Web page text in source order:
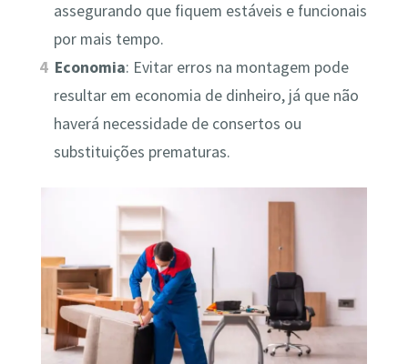
assegurando que fiquem estáveis e funcionais
por mais tempo.
Economia: Evitar erros na montagem pode
resultar em economia de dinheiro, já que não
haverá necessidade de consertos ou
substituições prematuras.